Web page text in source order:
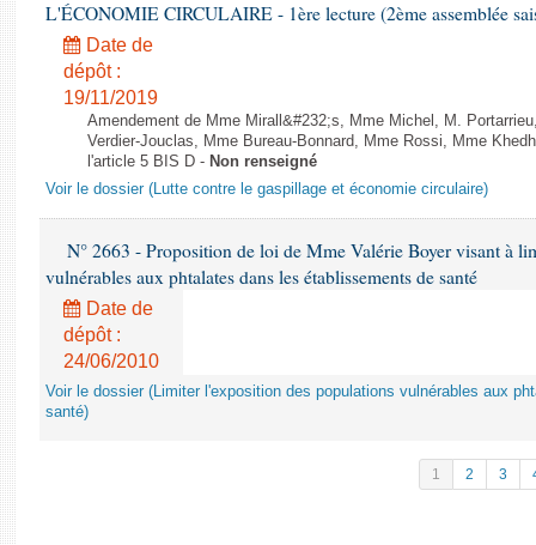
L'ÉCONOMIE CIRCULAIRE - 1ère lecture (2ème assemblée
Date de
dépôt :
19/11/2019
Amendement de Mme Mirall&#232;s, Mme Michel, M.
Verdier-Jouclas, Mme Bureau-Bonnard, Mme Rossi, Mme
l'article 5 BIS D - Non renseigné
Voir le dossier (Lutte contre le gaspillage et économie circulaire)
N° 2663 - Proposition de loi de Mme Valérie Boyer visant à
vulnérables aux phtalates dans les établissements de santé
Date de
dépôt :
24/06/2010
Voir le dossier (Limiter l'exposition des populations vulnérables aux
santé)
1 2 3